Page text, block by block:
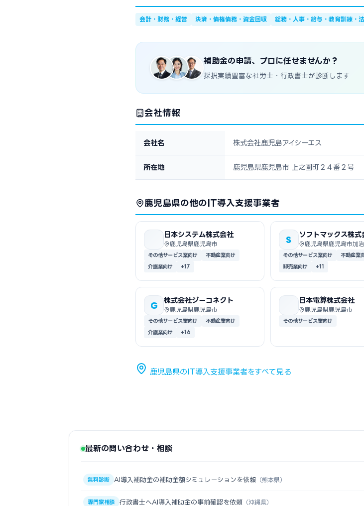
会計・財務・経営 決済・債権債務・資金回収 総務・人事・給与・教育訓練・
補助金の申請、プロに任せませんか？
採択実績豊富な社労士・行政書士が診断します
会社情報
会社名 株式会社鹿児島アイシーエス
所在地 鹿児島県鹿児島市 上之園町２４番２号
鹿児島県の他のIT導入支援事業者
日本システム株式会社
鹿児島県鹿児島市
その他サービス業向け
不動産業向け
介護業向け
+17
S
ソフトマックス株式
鹿児島県鹿児島市加
その他サービス業向け
不動産業
卸売業向け
+11
G
株式会社ジーコネクト
鹿児島県鹿児島市
その他サービス業向け
不動産業向け
介護業向け
+16
日本電算株式会社
鹿児島県鹿児島市
その他サービス業向け
鹿児島県のIT導入支援事業者をすべて見る
最新の問い合わせ・相談
無料診断 AI導入補助金の補助金額シミュレーションを依頼 （熊本県）
専門家相談 行政書士へAI導入補助金の事前確認を依頼 （沖縄県）